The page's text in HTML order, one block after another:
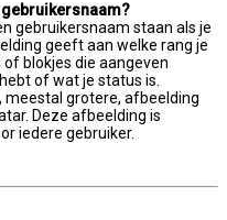
gebruikersnaam staan als je
geeft aan welke rang je
blokjes die aangeven
of wat je status is.
meestal grotere, afbeelding
Deze afbeelding is
iedere gebruiker.